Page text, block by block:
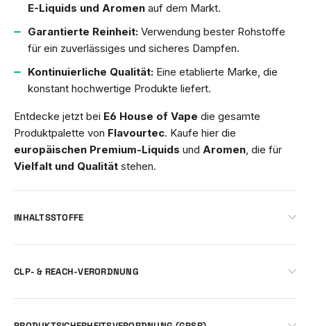
E-Liquids und Aromen auf dem Markt.
Garantierte Reinheit: Verwendung bester Rohstoffe
für ein zuverlässiges und sicheres Dampfen.
Kontinuierliche Qualität: Eine etablierte Marke, die
konstant hochwertige Produkte liefert.
Entdecke jetzt bei E6 House of Vape die gesamte
Produktpalette von Flavourtec. Kaufe hier die
europäischen Premium-Liquids und Aromen , die für
Vielfalt und Qualität stehen.
INHALTSSTOFFE
CLP- & REACH-VERORDNUNG